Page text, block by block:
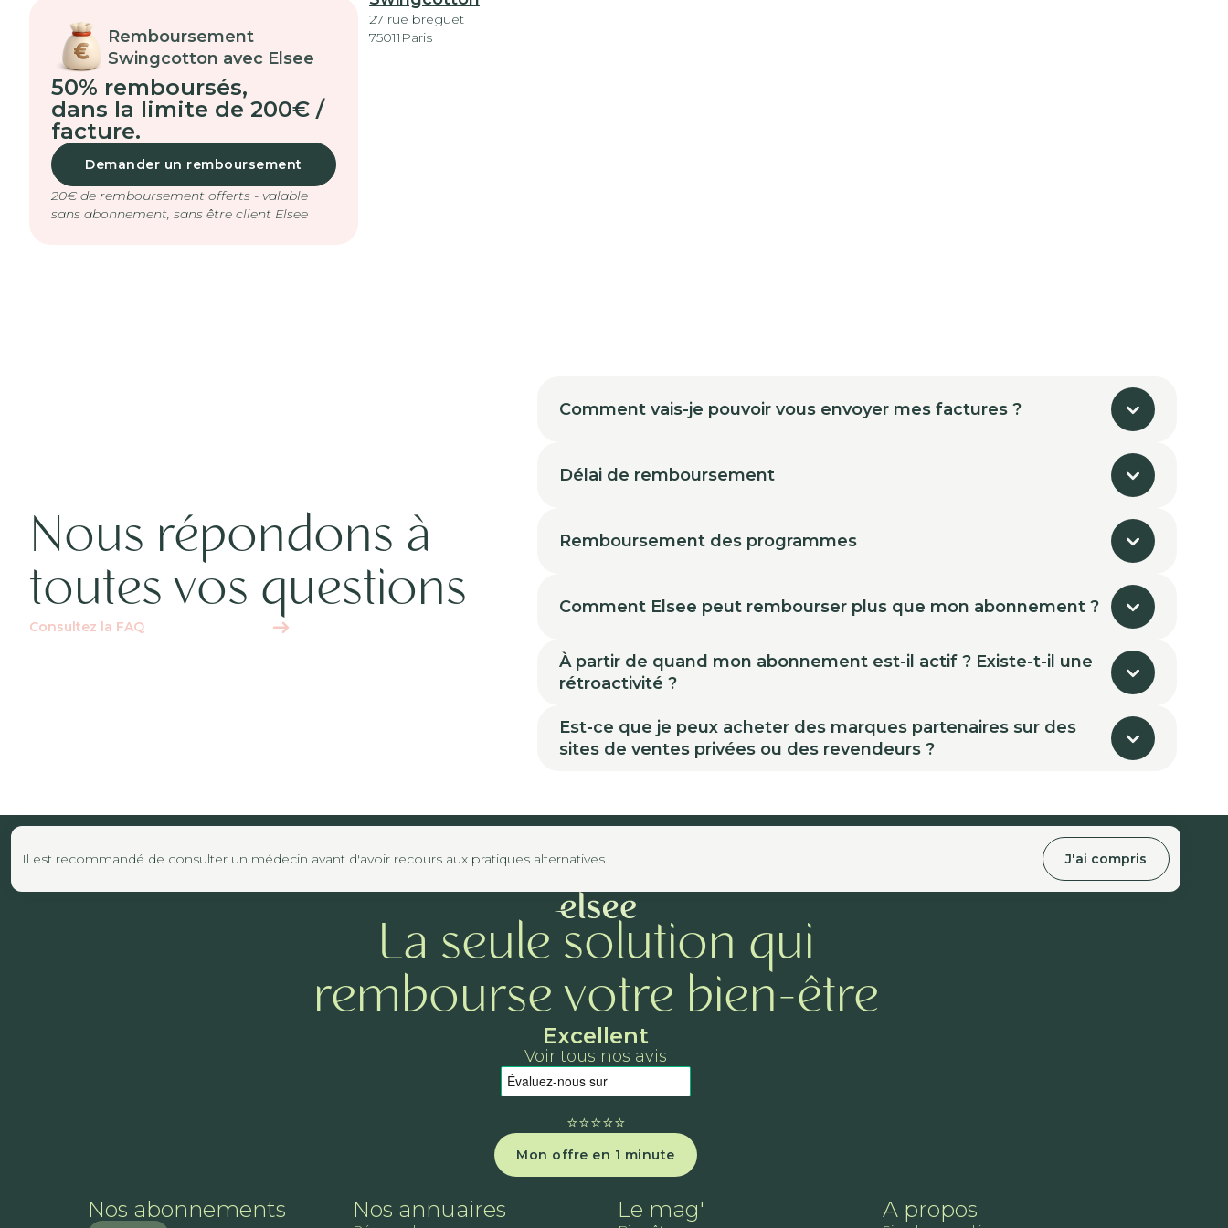
Remboursement
Swingcotton avec Elsee
50% remboursés,
dans la limite de 200€ /
facture.
Demander un remboursement
20€ de remboursement offerts - valable
sans abonnement, sans être client Elsee
27 rue breguet
75011 Paris
Nous répondons à
toutes vos questions
Consultez la FAQ
Comment vais-je pouvoir vous envoyer mes factures ?
Délai de remboursement
Remboursement des programmes
Comment Elsee peut rembourser plus que mon abonnement ?
À partir de quand mon abonnement est-il actif ? Existe-t-il une
rétroactivité ?
Est-ce que je peux acheter des marques partenaires sur des
sites de ventes privées ou des revendeurs ?
Il est recommandé de consulter un médecin avant d'avoir recours aux pratiques alternatives. J'ai compris
La seule solution qui
rembourse votre bien-être
Excellent
Voir tous nos avis
⭐️⭐️⭐️⭐️⭐️
Mon offre en 1 minute
Nos abonnements Nos annuaires Le mag' A propos